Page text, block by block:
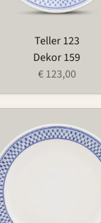
Teller 123
Dekor 159
€ 123,00